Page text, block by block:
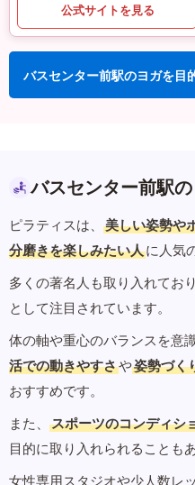
公式サイトを見る
バスセンター前駅のヨガを目
バスセンター前駅
ピラティスは、 美しい姿勢や
分磨きを楽しみたい人に人気
多くの著名人も取り入れてお
として注目されています。
体の軸や重心のバランスを意
活での動きやすさや姿勢づく
おすすめです。
また、
スポーツのコンディシ
目的に取り入れられることも
女性専用スタジオや少人数レ